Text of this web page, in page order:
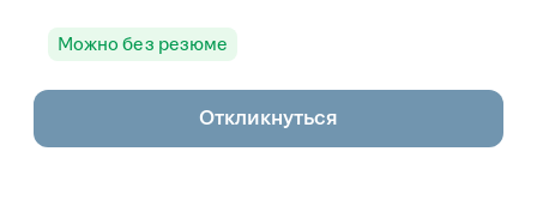
Можно без резюме
Откликнуться